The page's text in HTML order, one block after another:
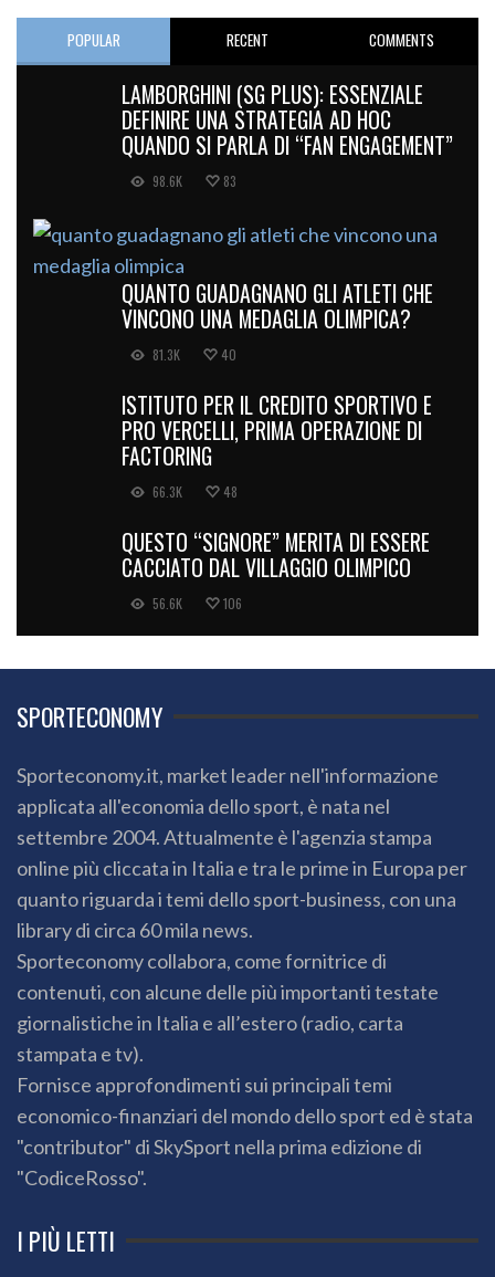
POPULAR RECENT COMMENTS
LAMBORGHINI (SG PLUS): ESSENZIALE
DEFINIRE UNA STRATEGIA AD HOC
QUANDO SI PARLA DI “FAN ENGAGEMENT”
98.6K 83
QUANTO GUADAGNANO GLI ATLETI CHE
VINCONO UNA MEDAGLIA OLIMPICA?
81.3K 40
ISTITUTO PER IL CREDITO SPORTIVO E
PRO VERCELLI, PRIMA OPERAZIONE DI
FACTORING
66.3K 48
QUESTO “SIGNORE” MERITA DI ESSERE
CACCIATO DAL VILLAGGIO OLIMPICO
56.6K 106
SPORTECONOMY
Sporteconomy.it, market leader nell'informazione
applicata all'economia dello sport, è nata nel
settembre 2004. Attualmente è l'agenzia stampa
online più cliccata in Italia e tra le prime in Europa per
quanto riguarda i temi dello sport-business, con una
library di circa 60 mila news.
Sporteconomy collabora, come fornitrice di
contenuti, con alcune delle più importanti testate
giornalistiche in Italia e all’estero (radio, carta
stampata e tv).
Fornisce approfondimenti sui principali temi
economico-finanziari del mondo dello sport ed è stata
"contributor" di SkySport nella prima edizione di
"CodiceRosso".
I PIÙ LETTI